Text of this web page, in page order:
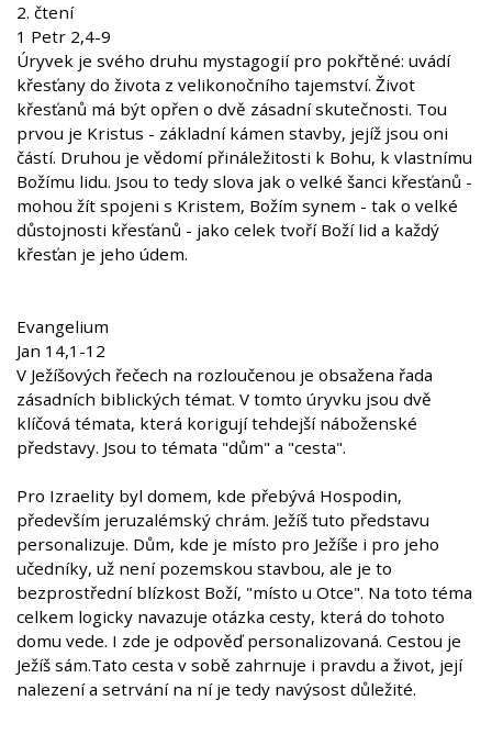
2. čtení
1 Petr 2,4-9
Úryvek je svého druhu mystagogií pro pokřtěné: uvádí
křesťany do života z velikonočního tajemství. Život
křesťanů má být opřen o dvě zásadní skutečnosti. Tou
prvou je Kristus - základní kámen stavby, jejíž jsou oni
částí. Druhou je vědomí přináležitosti k Bohu, k vlastnímu
Božímu lidu. Jsou to tedy slova jak o velké šanci křesťanů -
mohou žít spojeni s Kristem, Božím synem - tak o velké
důstojnosti křesťanů - jako celek tvoří Boží lid a každý
křesťan je jeho údem.
Evangelium
Jan 14,1-12
V Ježíšových řečech na rozloučenou je obsažena řada
zásadních biblických témat. V tomto úryvku jsou dvě
klíčová témata, která korigují tehdejší náboženské
představy. Jsou to témata "dům" a "cesta".
Pro Izraelity byl domem, kde přebývá Hospodin,
především jeruzalémský chrám. Ježíš tuto představu
personalizuje. Dům, kde je místo pro Ježíše i pro jeho
učedníky, už není pozemskou stavbou, ale je to
bezprostřední blízkost Boží, "místo u Otce". Na toto téma
celkem logicky navazuje otázka cesty, která do tohoto
domu vede. I zde je odpověď personalizovaná. Cestou je
Ježíš sám.Tato cesta v sobě zahrnuje i pravdu a život, její
nalezení a setrvání na ní je tedy navýsost důležité.